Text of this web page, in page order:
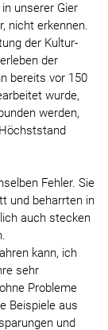
unserer Gier
nicht erkennen.
der Kultur-
der
bereits vor 150
wurde,
werden,
Fehler. Sie
und beharrten in
auch stecken
kann, ich
sehr
Probleme
Beispiele aus
und